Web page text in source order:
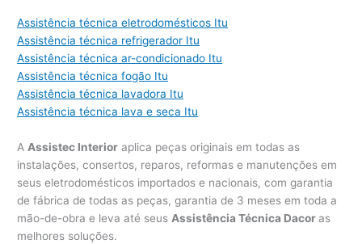
Assistência técnica eletrodomésticos Itu
Assistência técnica refrigerador Itu
Assistência técnica ar-condicionado Itu
Assistência técnica fogão Itu
Assistência técnica lavadora Itu
Assistência técnica lava e seca Itu
AAssistec Interior aplica peças originais em todas as
instalações, consertos, reparos, reformas e manutenções em
seus eletrodomésticos importados e nacionais, com garantia
de fábrica de todas as peças, garantia de 3 meses em toda a
mão-de-obra e leva até seusAssistência Técnica Dacoras
melhores soluções.